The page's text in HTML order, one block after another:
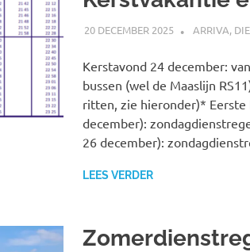
20 DECEMBER 2025 JOHAN
ARRIVA,
Kerstavond 24 december:
bussen (wel de Maaslijn
ritten, zie hieronder)*
december):
26 december):
LEES VERDER